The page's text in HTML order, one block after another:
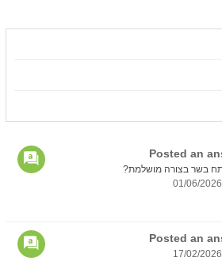
Posted an
בשר בצורה מושלמת?
01/06/2026
Posted an
17/02/2026